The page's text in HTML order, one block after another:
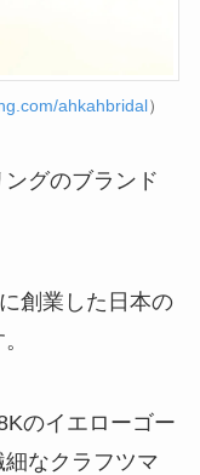
ahkahbridal）
グのブランド
創業した日本の
のイエローゴー
なクラフツマ